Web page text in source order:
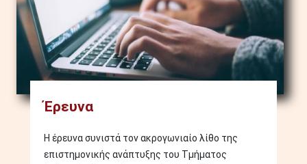
Έρευνα
Η έρευνα συνιστά τον ακρογωνιαίο λίθο της
επιστημονικής ανάπτυξης του Τμήματος